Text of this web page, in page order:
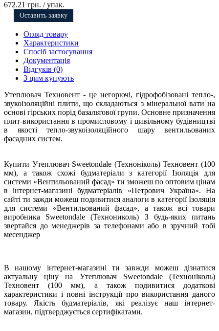
672.21 грн. / упак.
Оставить заявку
Огляд товару
Характеристики
Спосіб застосування
Документація
Відгуків (0)
З цим купують
Утеплювач Техновент - це негорючі, гідрофобізовані тепло-,
звукоізоляційні плити, що складаються з мінеральної вати на
основі гірських порід базальтової групи. Основне призначення
плит-використання в промисловому і цивільному будівництві
в якості тепло-звукоізоляційного шару вентильованих
фасадних систем.
Купити Утеплювач Sweetondale (Техноніколь) Техновент (100
мм), а також схожі будматеріали з категорії Ізоляція для
системи «Вентильований фасад» ти зможеш по оптовим цінам
в інтернет-магазині будматеріалів «Петрович Україна». На
сайті ти зажди можеш подивитися аналоги в категорії Ізоляція
для системи «Вентильований фасад», а також всі товари
виробника Sweetondale (Технониколь) З будь-яких питань
звертайся до менеджерів за телефонами або в зручний тобі
месенджер
В нашому інтернет-магазині ти завжди можеш дізнатися
актуальну ціну на Утеплювач Sweetondale (Техноніколь)
Техновент (100 мм), а також подивитися додаткові
характеристики і повні інструкції про використання даного
товару. Якість будматеріалів, які реалізує наш інтернет-
магазин, підтверджується сертифікатами.